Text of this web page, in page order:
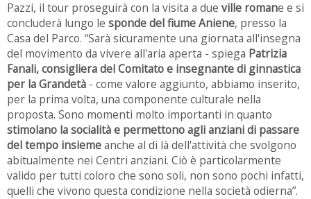
Pazzi, il tour proseguirà con la visita a due ville romane e si
concluderà lungo le sponde del fiume Aniene, presso la
Casa del Parco. “Sarà sicuramente una giornata all'insegna
del movimento da vivere all'aria aperta - spiega Patrizia
Fanali, consigliera del Comitato e insegnante di ginnastica
per la Grandetà - come valore aggiunto, abbiamo inserito,
per la prima volta, una componente culturale nella
proposta. Sono momenti molto importanti in quanto
stimolano la socialità e permettono agli anziani di passare
del tempo insiemeanche al di là dell'attività che svolgono
abitualmente nei Centri anziani. Ciò è particolarmente
valido per tutti coloro che sono soli, non sono pochi infatti,
quelli che vivono questa condizione nella società odierna”.